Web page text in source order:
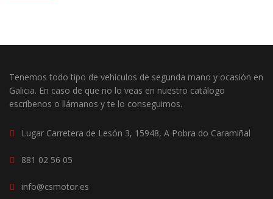
Tenemos todo tipo de vehículos de segunda mano y ocasión en
Galicia. En caso de que no lo veas en nuestro catálogo
escríbenos o llámanos y te lo conseguimos.
Lugar Carretera de Lesón 3, 15948, A Pobra do Caramiñal
881 02 56 05
info@csmotor.es